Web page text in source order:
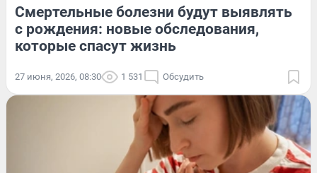
Смертельные болезни будут выявлять
с рождения: новые обследования,
которые спасут жизнь
27 июня, 2026, 08:30 1 531 Обсудить